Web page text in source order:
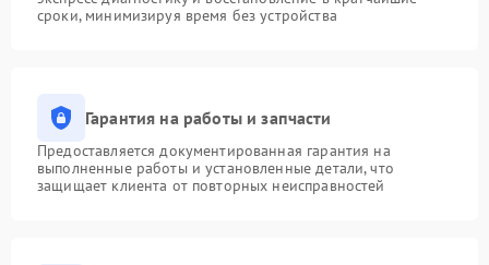
сроки, минимизируя время без устройства
Гарантия на работы и запчасти
Предоставляется документированная гарантия на
выполненные работы и установленные детали, что
защищает клиента от повторных неисправностей